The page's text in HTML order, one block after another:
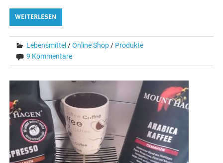
WEITERLESEN
Lebensmittel /Online Shop/ Produkte
9 Kommentare